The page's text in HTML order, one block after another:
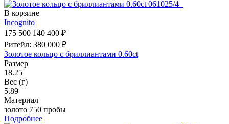
В корзине
Incognito
175 500 140 400 ₽
Ритейл: 380 000 ₽
Золотое кольцо с бриллиантами 0.60ct
Размер
18.25
Вес (г)
5.89
Материал
золото 750 пробы
Подробнее